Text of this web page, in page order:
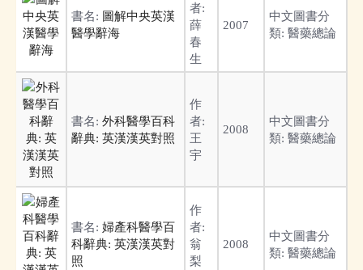
書名: 圖解中央英漢
醫學辭海
者:
薛
春
生
2007
中文圖書分
類: 醫藥總論
書名: 外科醫學百科
辭典: 英漢漢英對照
作
者:
王
宇
2008
中文圖書分
類: 醫藥總論
書名: 婦產科醫學百
科辭典: 英漢漢英對
照
作
者:
翁
梨
2008
中文圖書分
類: 醫藥總論